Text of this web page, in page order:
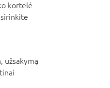
kortelė
užsakymą